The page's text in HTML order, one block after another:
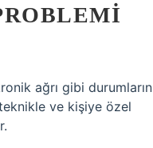
ağrı gibi durumların
ve kişiye özel